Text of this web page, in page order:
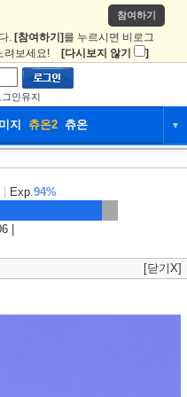
참여하기
. [참여하기] 를 누르시면 비로그
려보세요! [다시보지 않기 ]
그인유지
지 츄온2 츄온 ▼
츄온2
Exp.94%
|
[닫기X]